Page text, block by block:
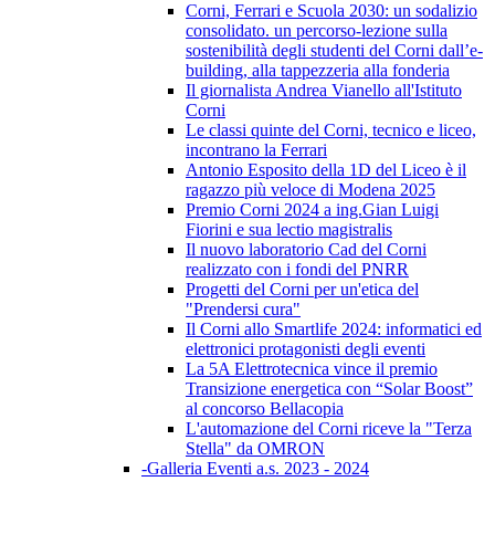
Corni, Ferrari e Scuola 2030: un sodalizio
consolidato. un percorso-lezione sulla
sostenibilità degli studenti del Corni dall’e-
building, alla tappezzeria alla fonderia
Il giornalista Andrea Vianello all'Istituto
Corni
Le classi quinte del Corni, tecnico e liceo,
incontrano la Ferrari
Antonio Esposito della 1D del Liceo è il
ragazzo più veloce di Modena 2025
Premio Corni 2024 a ing.Gian Luigi
Fiorini e sua lectio magistralis
Il nuovo laboratorio Cad del Corni
realizzato con i fondi del PNRR
Progetti del Corni per un'etica del
"Prendersi cura"
Il Corni allo Smartlife 2024: informatici ed
elettronici protagonisti degli eventi
La 5A Elettrotecnica vince il premio
Transizione energetica con “Solar Boost”
al concorso Bellacopia
L'automazione del Corni riceve la "Terza
Stella" da OMRON
-Galleria Eventi a.s. 2023 - 2024